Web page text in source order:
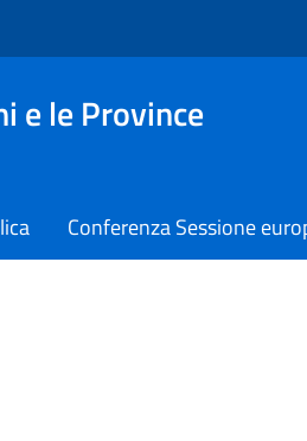
e le Province
Conferenza Sessione